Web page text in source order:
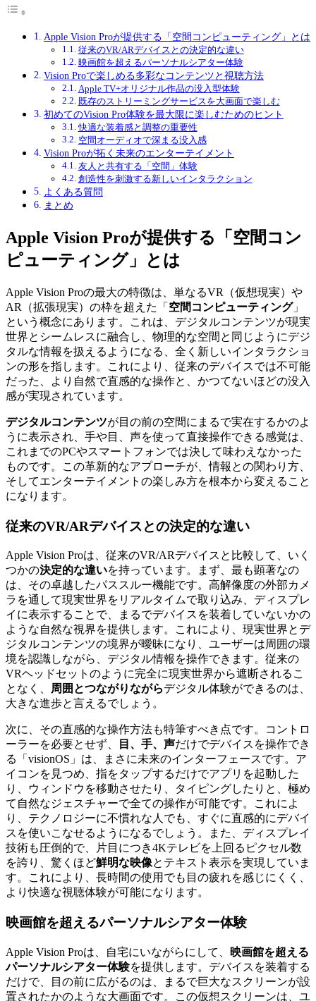
Apple Vision Proが提供する「空間コンピューティング」とは
従来のVR/ARデバイスとの決定的な違い
映画館を超えるパーソナルシアター体験
Vision Proで楽しめる多彩なコンテンツと視聴方法
Apple TV+オリジナル作品の没入型体験
既存のストリーミングサービスを大画面で楽しむ
初めてのVision Pro体験を最大限に楽しむためのヒント
快適な装着感と調整の重要性
空間オーディオで深まる没入感
Vision Proが拓く未来のエンターテイメント
友人と共有する「空間」体験
創造性を刺激する新しいインタラクション
よくある質問
まとめ
Apple Vision Proが提供する「空間コン
ピューティング」とは
Apple Vision Proの最大の特徴は、単なるVR（仮想現実）や
AR（拡張現実）の枠を超えた「 空間コンピューティング」
という概念にあります。これは、デジタルコンテンツが現実
世界とシームレスに融合し、物理的な空間と同じようにデジ
タルな情報を扱えるようになる、全く新しいインタラクショ
ンの形を指します。これにより、従来のデバイスでは不可能
だった、より自然で直感的な操作と、かつてないほどの没入
感が実現されています。
デジタルコンテンツが目の前の空間にまるで実在するかのよ
うに表示され、手や目、声を使って直接操作できる感覚は、
これまでのPCやスマートフォンでは決して味わえなかった
ものです。この革新的なアプローチが、情報との関わり方、
そしてエンターテイメントの楽しみ方を根本から変えること
になります。
従来のVR/ARデバイスとの決定的な違い
Apple Vision Proは、従来のVR/ARデバイスと比較して、いく
つかの決定的な違いを持っています。まず、最も顕著なの
は、その卓越したパススルー機能です。高解像度の外部カメ
ラを通して現実世界をリアルタイムで取り込み、ディスプレ
イに表示することで、まるでデバイスを装着していないかの
ような自然な視界を提供します。これにより、現実世界とデ
ジタルコンテンツの境界が曖昧になり、ユーザーは周囲の環
境を認識しながら、デジタル情報を操作できます。従来の
VRヘッドセットのように完全に現実世界から遮断されるこ
となく、 周囲とつながりながらデジタル体験ができるのは、
大きな進歩と言えるでしょう。
次に、その直感的な操作方法も特筆すべき点です。コントロ
ーラーを必要とせず、
目、手、声だけでデバイスを操作でき
る「visionOS」は、まさに未来のインターフェースです。ア
イコンを見つめ、指をタップするだけでアプリを起動した
り、ウィンドウを移動させたり、タイピングしたりと、極め
て自然なジェスチャーで全ての操作が可能です。これによ
り、テクノロジーに不慣れな人でも、すぐに直感的にデバイ
スを使いこなせるようになるでしょう。また、ディスプレイ
技術も圧倒的で、片目につき4Kテレビを上回るピクセル数
を誇り、驚くほど鮮明な映像とテキスト表示を実現していま
す。これにより、長時間の使用でも目の疲れを感じにくく、
より快適な視聴体験が可能になります。
映画館を超えるパーソナルシアター体験
Apple Vision Proは、自宅にいながらにして、
映画館を超える
パーソナルシアター体験を提供します。デバイスを装着する
だけで、目の前に広がるのは、まるで巨大なスクリーンが設
置されたかのような大画面です。この仮想スクリーンは、ユ